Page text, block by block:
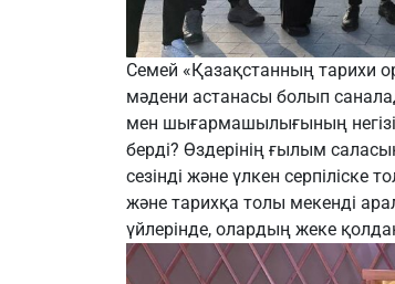
Семей «Қазақстанның тарихи
мәдени астанасы болып
мен шығармашылығының
берді? Өздерінің ғылым
сезінді және үлкен серпіліске
және тарихқа толы мекенді
үйлерінде, олардың жеке